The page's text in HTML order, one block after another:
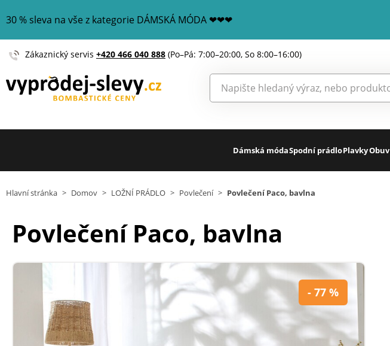
30 % sleva na vše z kategorie DÁMSKÁ MÓDA ❤❤❤
Zákaznický servis +420 466 040 888 (Po–Pá: 7:00–20:00, So 8:00–16:00)
Dámská módaSpodní prádloPlavkyObuv
Hlavní stránka > Domov > LOŽNÍ PRÁDLO > Povlečení > Povlečení Paco, bavlna
Povlečení Paco, bavlna
- 77 %